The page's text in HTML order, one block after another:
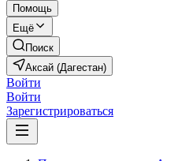
Помощь
Ещё
Поиск
Аксай (Дагестан)
Войти
Войти
Зарегистрироваться